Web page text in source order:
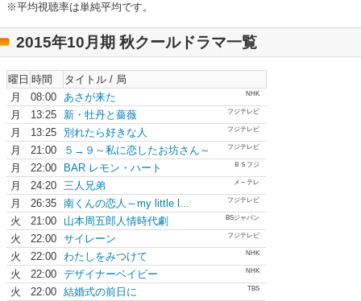
※平均視聴率は単純平均です。
2015年10月期 秋クールドラマ一覧
曜日 時間
タイトル / 局
月
08:00 あさが来た NHK
月 13:25 新・牡丹と薔薇 フジテレビ
月 13:25 別れたら好きな人 フジテレビ
月 21:00 ５→９～私に恋したお坊さん～ フジテレビ
月 22:00 BAR レモン・ハート ＢＳフジ
月 24:20 三人兄弟 メ～テレ
月 26:35 南くんの恋人～my little l... フジテレビ
火 21:00 山本周五郎人情時代劇 BSジャパン
火 22:00 サイレーン フジテレビ
火 22:00 わたしをみつけて NHK
火 22:00 デザイナーベイビー NHK
火 22:00 結婚式の前日に TBS